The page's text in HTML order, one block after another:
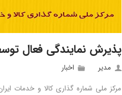
پذیرش نمایندگی فعال
مدیر
اخبار
مرکز ملی شماره گذاری کالا و خدمات